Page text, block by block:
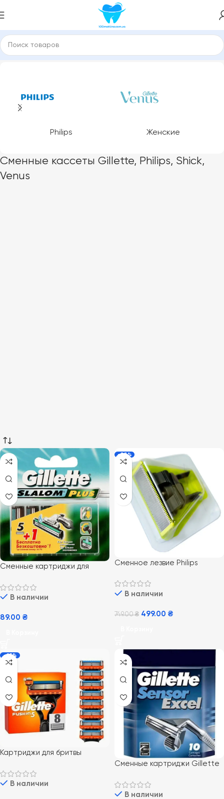
Главная Сменные кассеты Gillette, Philips, Shick, Venus
Philips Женские
Сменные кассеты Gillette, Philips, Shick,
Venus
Сменные картриджи для
Slalom Plus 6 шт
В наличии
89.00 ₴
-33%
Сменное лезвие Philips
В наличии
749.00₴ 499.00 ₴
-25%
Картриджи для бритвы
В наличии
Сменные картриджи Gillette
В наличии